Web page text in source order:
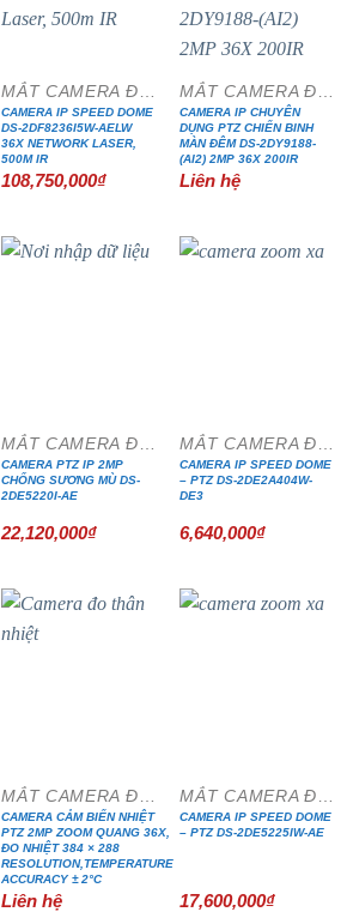
MẮT CAMERA ĐẶC CHỦNG
CAMERA IP SPEED DOME
DS-2DF8236I5W-AELW
36X NETWORK LASER,
500M IR
108,750,000₫
MẮT CAMERA ĐẶC CHỦNG
CAMERA IP CHUYÊN
DỤNG PTZ CHIẾN BINH
MÀN ĐÊM DS-2DY9188-
(AI2) 2MP 36X 200IR
Liên hệ
MẮT CAMERA ĐẶC CHỦNG
CAMERA PTZ IP 2MP
CHỐNG SƯƠNG MÙ DS-
2DE5220I-AE
22,120,000₫
MẮT CAMERA ĐẶC CHỦNG
CAMERA IP SPEED DOME
– PTZ DS-2DE2A404W-
DE3
6,640,000₫
MẮT CAMERA ĐẶC CHỦNG
CAMERA CẢM BIẾN NHIỆT
PTZ 2MP ZOOM QUANG 36X,
ĐO NHIỆT 384 × 288
RESOLUTION,TEMPERATURE
ACCURACY ± 2°C
Liên hệ
MẮT CAMERA ĐẶC CHỦNG
CAMERA IP SPEED DOME
– PTZ DS-2DE5225IW-AE
17,600,000₫